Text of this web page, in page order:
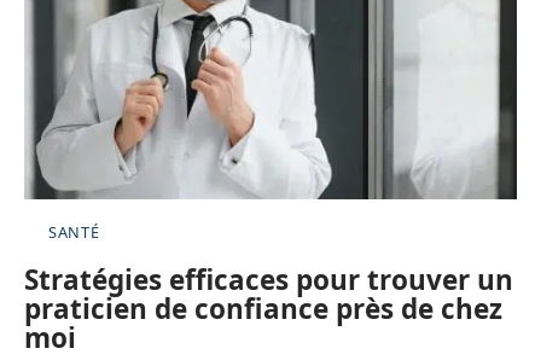
SANTÉ
Stratégies efficaces pour trouver un
praticien de confiance près de chez
moi